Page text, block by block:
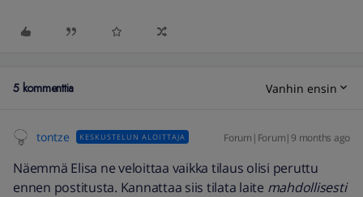
5 kommenttia Vanhin ensin
tontze KESKUSTELUN ALOITTAJA Forum|Forum|9 months ago
Näemmä Elisa ne veloittaa vaikka tilaus olisi peruttu
ennen postitusta. Kannattaa siis tilata laite mahdollisesti